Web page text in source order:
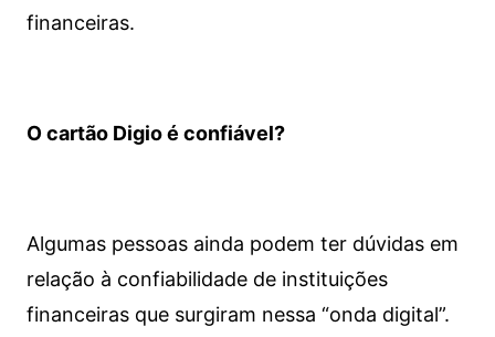
financeiras.
O cartão Digio é confiável?
Algumas pessoas ainda podem ter dúvidas em
relação à confiabilidade de instituições
financeiras que surgiram nessa “onda digital”.